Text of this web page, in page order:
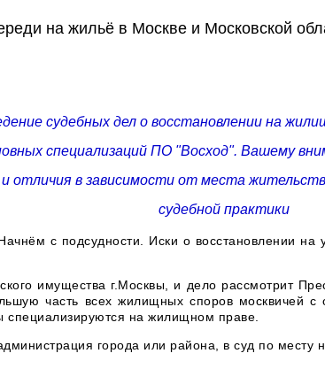
на жильё в Москве и Московской
судебных дел о восстановлении на
специализаций ПО "Восход". Вашему
и отличия в зависимости от места
судебной практики
с подсудности. Иски о восстановлении на
имущества г.Москвы, и дело рассмотрит
часть всех жилищных споров москвичей с
специализируются на жилищном праве.
города или района, в суд по месту